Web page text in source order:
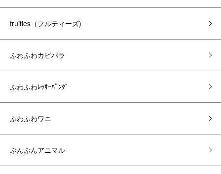
fruities（フルティーズ)
ふわふわカピバラ
ふわふわﾚｯｻｰﾊﾟﾝﾀﾞ
ふわふわワニ
ぶんぶんアニマル